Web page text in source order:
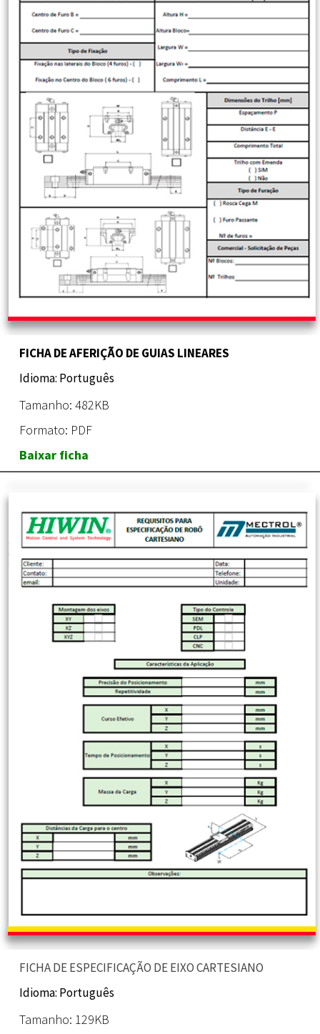
FICHA DE AFERIÇÃO DE GUIAS LINEARES
Idioma: Português
Tamanho: 482KB
Formato: PDF
Baixar ficha
FICHA DE ESPECIFICAÇÃO DE EIXO CARTESIANO
Idioma: Português
Tamanho: 129KB